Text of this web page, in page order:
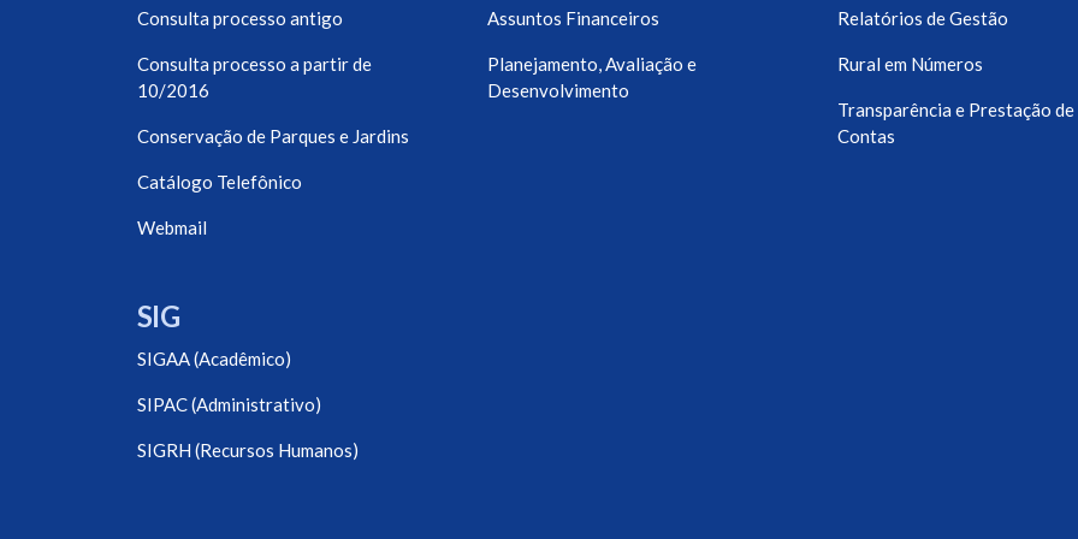
Consulta processo antigo
Consulta processo a partir de
10/2016
Conservação de Parques e Jardins
Catálogo Telefônico
Webmail
SIG
SIGAA (Acadêmico)
SIPAC (Administrativo)
SIGRH (Recursos Humanos)
Assuntos Financeiros
Planejamento, Avaliação e
Desenvolvimento
Relatórios de Gestão
Rural em Números
Transparência e Prestação de
Contas